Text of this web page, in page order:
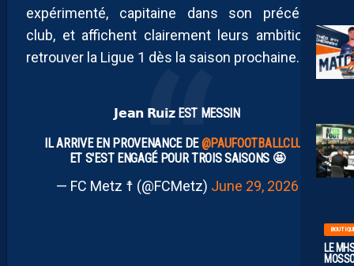
LE
expérimenté, capitaine dans son précédent
club, et affichent clairement leurs ambitions :
retrouver la Ligue 1 dès la saison prochaine.
𝗝𝗲𝗮𝗻 𝗥𝘂𝗶𝘇 EST MESSIN
IL ARRIVE EN PROVENANCE DE@PAUFOOTBALLCLUB
ET S'EST ENGAGÉ POUR TROIS SAISONS 🤩
— FC Metz ☨ (@FCMetz) June 29, 2026